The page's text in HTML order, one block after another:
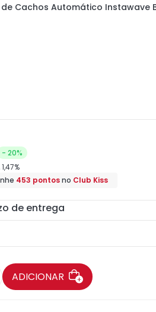
Cachos Automático Instawave
- 20%
1,47%
453 pontosno Club Kiss
ADICIONAR